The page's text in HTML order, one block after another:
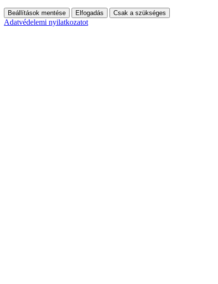
Beállítások mentése Elfogadás Csak a szükséges
Adatvédelemi nyilatkozatot